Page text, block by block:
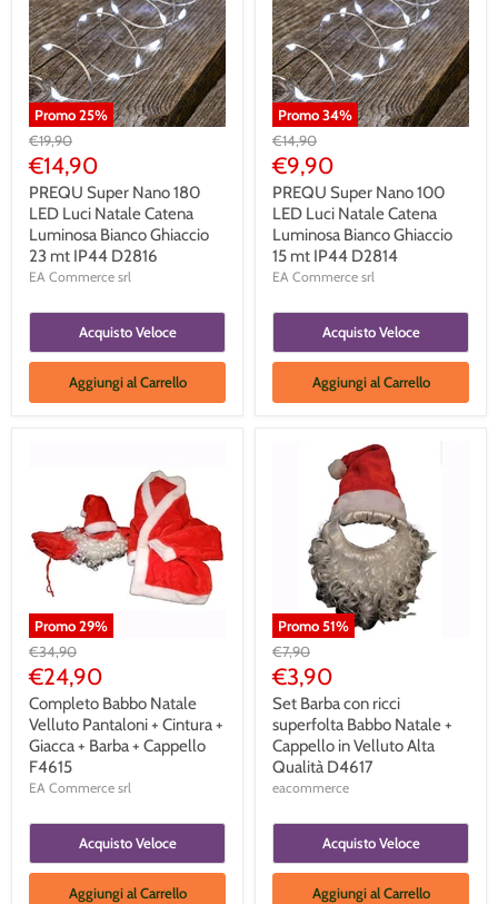
Promo25%
Prezzo
Originale
€19,90
Prezzo
Corrente
€14,90
PREQU Super Nano 180
LED Luci Natale Catena
Luminosa Bianco Ghiaccio
23 mt IP44 D2816
EA Commerce srl
Acquisto Veloce
Aggiungi al Carrello
Promo34%
Prezzo
Originale
€14,90
Prezzo
Corrente
€9,90
PREQU Super Nano 100
LED Luci Natale Catena
Luminosa Bianco Ghiaccio
15 mt IP44 D2814
EA Commerce srl
Acquisto Veloce
Aggiungi al Carrello
Promo29%
Prezzo
Originale
€34,90
Prezzo
Corrente
€24,90
Completo Babbo Natale
Velluto Pantaloni + Cintura +
Giacca + Barba + Cappello
F4615
EA Commerce srl
Acquisto Veloce
Aggiungi al Carrello
Promo51%
Prezzo
Originale
€7,90
Prezzo
Corrente
€3,90
Set Barba con ricci
superfolta Babbo Natale +
Cappello in Velluto Alta
Qualità D4617
eacommerce
Acquisto Veloce
Aggiungi al Carrello